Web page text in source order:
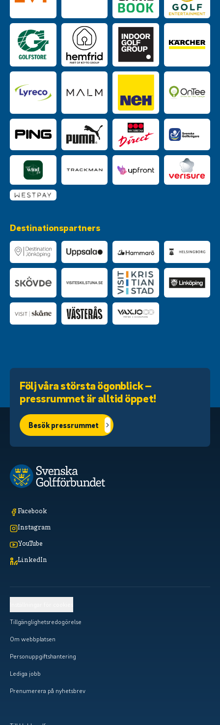
Destinationspartners
Följ våra största ögonblick –
pressrummet är alltid öppet!
Besök pressrummet
Facebook
Instagram
YouTube
LinkedIn
Tillgänglighetsredogörelse
Om webbplatsen
Personuppgiftshantering
Lediga jobb
Prenumerera på nyhetsbrev